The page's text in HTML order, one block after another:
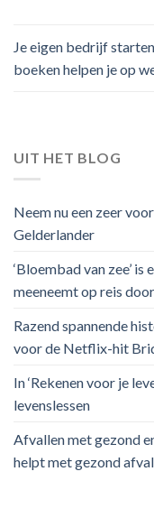
Je eigen bedrijf
boeken helpen je op
UIT HET BLOG
Neem nu een zeer
Gelderlander
‘Bloembad van zee’
meeneemt op reis
Razend spannende
voor de Netflix-hit
In ‘Rekenen voor je
levenslessen
Afvallen met gezond
helpt met gezond